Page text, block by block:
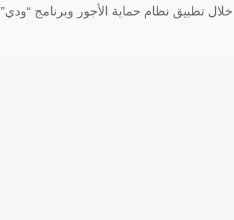
تطبيق نظام حماية الأجور وبرنامج “ودي”